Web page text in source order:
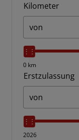
Kilometer
0 km
Erstzulassung
2026